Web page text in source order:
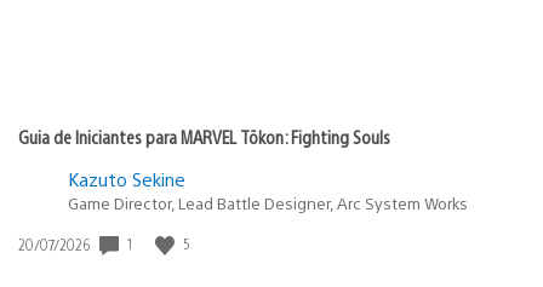
Guia de Iniciantes para MARVEL Tōkon: Fighting Souls
Kazuto Sekine
Game Director, Lead Battle Designer, Arc System Works
Data
20/07/2026 1 5